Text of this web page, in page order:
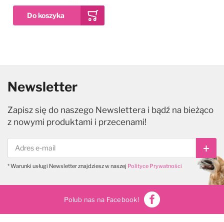
Newsletter
Zapisz się do naszego Newslettera i bądź na bieżąco
z nowymi produktami i przecenami!
* Warunki usługi Newsletter znajdziesz w naszej Polityce Prywatności
Polub nas na Facebook!